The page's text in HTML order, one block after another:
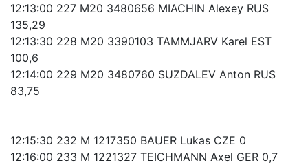
12:13:00 227 M20 3480656 MIACHIN Alexey RUS
135,29
12:13:30 228 M20 3390103 TAMMJARV Karel EST
100,6
12:14:00 229 M20 3480760 SUZDALEV Anton RUS
83,75
12:15:30 232 M 1217350 BAUER Lukas CZE 0
12:16:00 233 M 1221327 TEICHMANN Axel GER 0,7